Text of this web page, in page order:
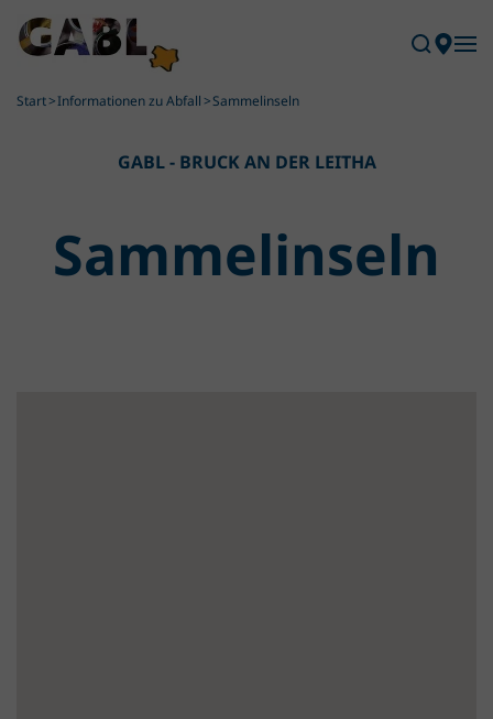
Skip to main content
Start Informationen zu Abfall Sammelinseln
GABL - BRUCK AN DER LEITHA
Sammel­inseln